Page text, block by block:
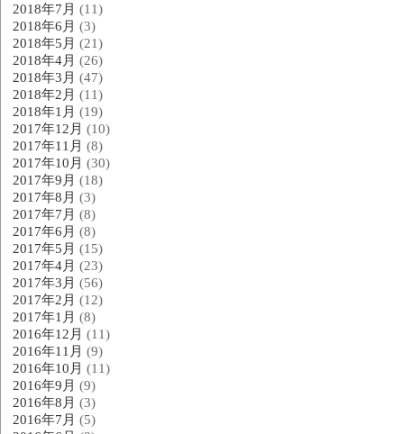
2018年7月 (11)
2018年6月 (3)
2018年5月 (21)
2018年4月 (26)
2018年3月 (47)
2018年2月 (11)
2018年1月 (19)
2017年12月 (10)
2017年11月 (8)
2017年10月 (30)
2017年9月 (18)
2017年8月 (3)
2017年7月 (8)
2017年6月 (8)
2017年5月 (15)
2017年4月 (23)
2017年3月 (56)
2017年2月 (12)
2017年1月 (8)
2016年12月 (11)
2016年11月 (9)
2016年10月 (11)
2016年9月 (9)
2016年8月 (3)
2016年7月 (5)